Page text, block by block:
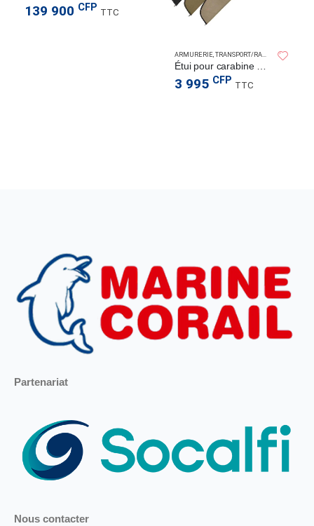
139 900 CFP TTC
ARMURERIE,TRANSPORT/RANGEMENT
Étui pour carabine Durango 52″
3 995 CFP TTC
Partenariat
Nous contacter